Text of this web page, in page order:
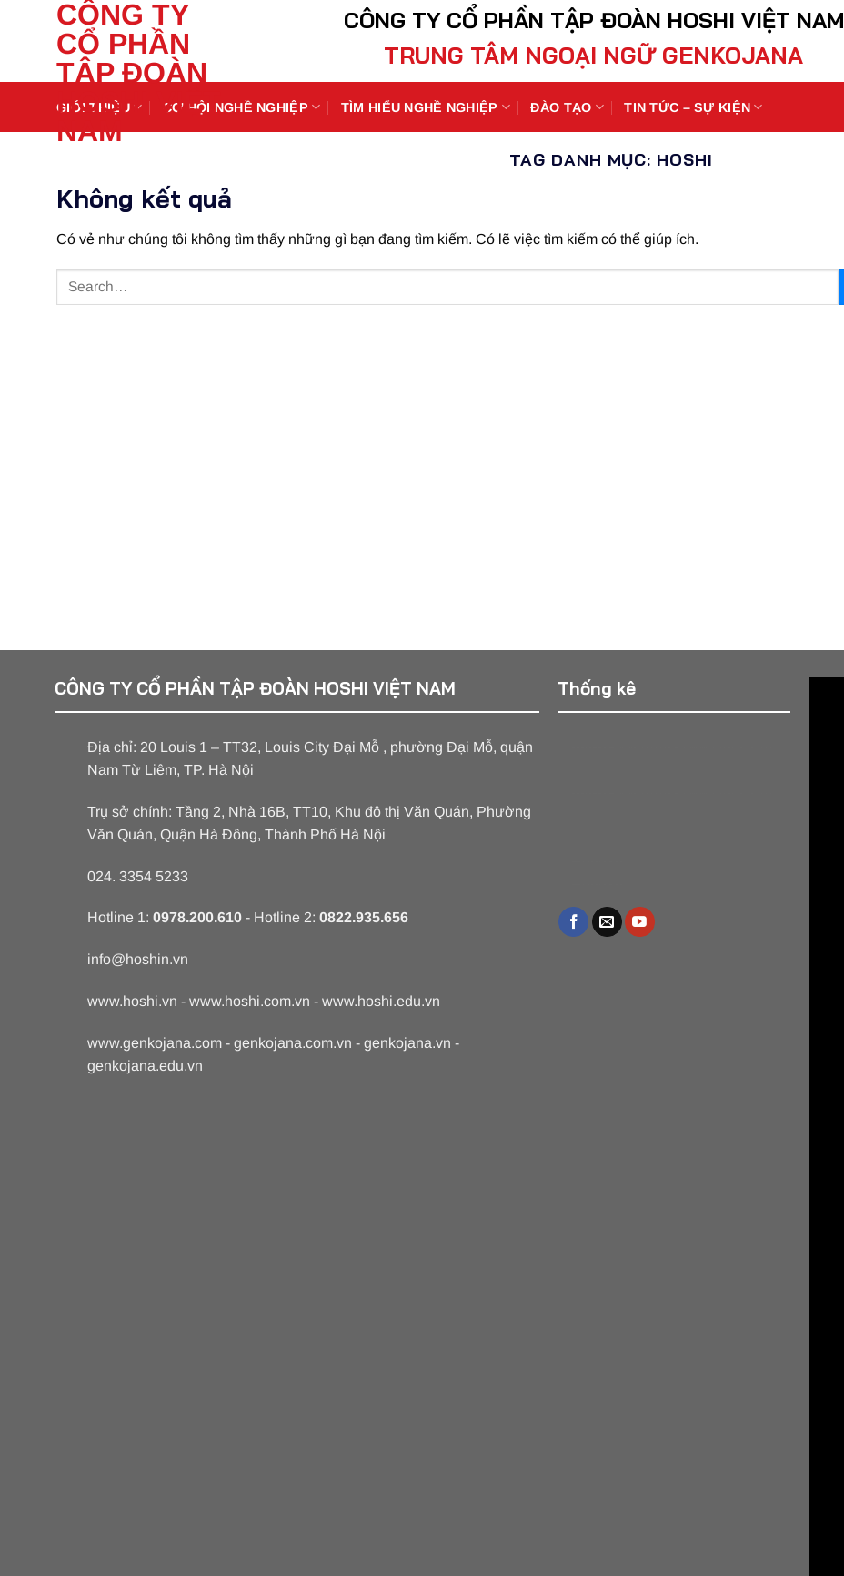
dung
CÔNG TY
CỔ PHẦN
TẬP ĐOÀN
HOSHI VIỆT
NAM
CÔNG TY CỔ PHẦN TẬP ĐOÀN HOSHI VIỆT NAM
TRUNG TÂM NGOẠI NGỮ GENKOJANA
GIỚI THIỆU CƠ HỘI NGHỀ NGHIỆP TÌM HIỂU NGHỀ NGHIỆP ĐÀO TẠO TIN TỨC – SỰ KIỆN
TAG DANH MỤC: HOSHI
Không kết quả
Có vẻ như chúng tôi không tìm thấy những gì bạn đang tìm kiếm. Có lẽ việc tìm kiếm có thể giúp ích.
CÔNG TY CỔ PHẦN TẬP ĐOÀN HOSHI VIỆT NAM
Địa chỉ: 20 Louis 1 – TT32, Louis City Đại Mỗ , phường Đại Mỗ, quận
Nam Từ Liêm, TP. Hà Nội
Trụ sở chính: Tầng 2, Nhà 16B, TT10, Khu đô thị Văn Quán, Phường
Văn Quán, Quận Hà Đông, Thành Phố Hà Nội
024. 3354 5233
Hotline 1:0978.200.610 - Hotline 2:0822.935.656
info@hoshin.vn
www.hoshi.vn -www.hoshi.com.vn -www.hoshi.edu.vn
www.genkojana.com -genkojana.com.vn -genkojana.vn -
genkojana.edu.vn
Thống kê